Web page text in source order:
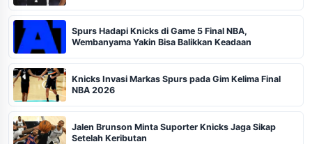
Spurs Hadapi Knicks di Game 5 Final NBA,
Wembanyama Yakin Bisa Balikkan Keadaan
Knicks Invasi Markas Spurs pada Gim Kelima Final
NBA 2026
Jalen Brunson Minta Suporter Knicks Jaga Sikap
Setelah Keributan